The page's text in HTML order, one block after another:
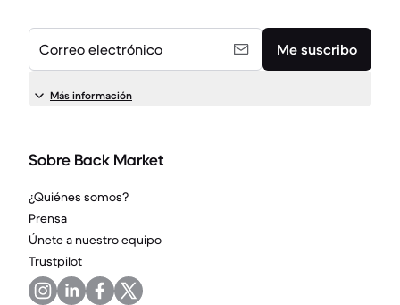
Correo electrónico Me suscribo
Más información
Sobre Back Market
¿Quiénes somos?
Prensa
Únete a nuestro equipo
Trustpilot